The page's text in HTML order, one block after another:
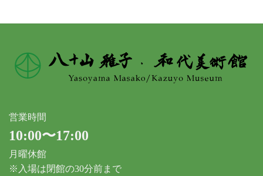
営業時間
10:00〜17:00
月曜休館
※入場は閉館の30分前まで